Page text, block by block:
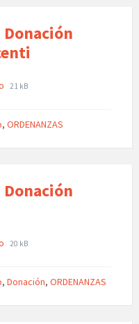
Donación
21 kB
, ORDENANZAS
Donación
20 kB
, Donación, ORDENANZAS